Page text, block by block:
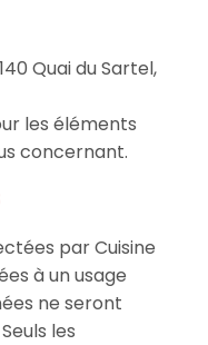
Quai du Sartel,
les éléments
concernant.
par Cuisine
à un usage
ne seront
les